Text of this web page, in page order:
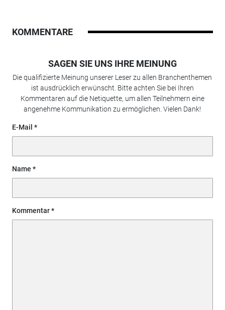
KOMMENTARE
SAGEN SIE UNS IHRE MEINUNG
Die qualifizierte Meinung unserer Leser zu allen Branchenthemen
ist ausdrücklich erwünscht. Bitte achten Sie bei Ihren
Kommentaren auf die Netiquette, um allen Teilnehmern eine
angenehme Kommunikation zu ermöglichen. Vielen Dank!
E-Mail
Name
Kommentar